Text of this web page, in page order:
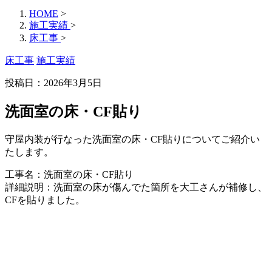
HOME >
施工実績 >
床工事 >
床工事 施工実績
投稿日：2026年3月5日
洗面室の床・CF貼り
守屋内装が行なった洗面室の床・CF貼りについてご紹介い
たします。
工事名：洗面室の床・CF貼り
詳細説明：洗面室の床が傷んでた箇所を大工さんが補修し、
CFを貼りました。